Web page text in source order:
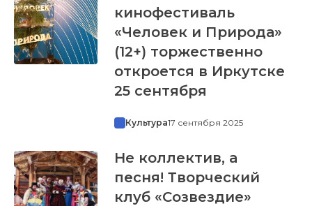
кинофестиваль
«Человек и Природа»
(12+) торжественно
откроется в Иркутске
25 сентября
Культура17 сентября 2025
Не коллектив, а
песня! Творческий
клуб «Созвездие»